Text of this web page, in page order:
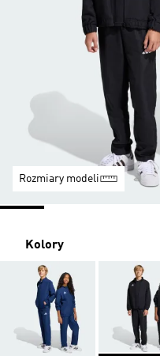
Rozmiary modeli
Kolory